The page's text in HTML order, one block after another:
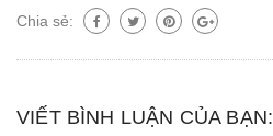
Chia sẻ:
VIẾT BÌNH LUẬN CỦA BẠN: